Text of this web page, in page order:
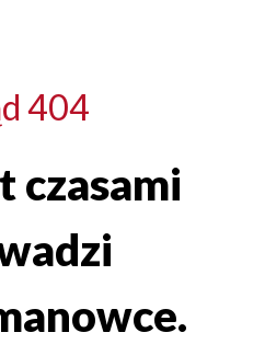
404
czasami